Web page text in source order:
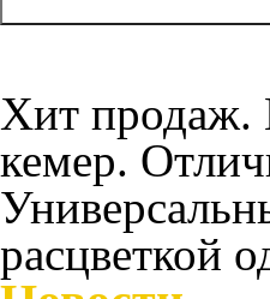
Хит продаж.
кемер.
расцветкой